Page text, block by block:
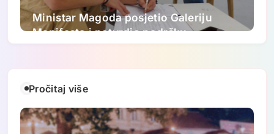
Ministar Magoda posjetio Galeriju
Manifesto i potvrdio podršku
ovogodišnjem FASADA festivalu:
Pročitaj više